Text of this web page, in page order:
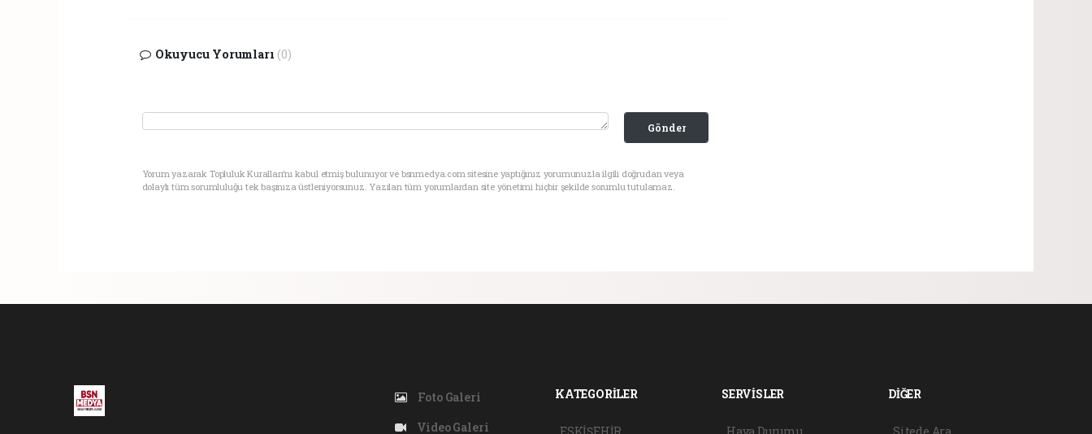
Okuyucu Yorumları (0)
Gönder
Yorum yazarak Topluluk Kuralları’nı kabul etmiş bulunuyor ve bsnmedya.com sitesine yaptığınız yorumunuzla ilgili doğrudan veya
dolaylı tüm sorumluluğu tek başınıza üstleniyorsunuz. Yazılan tüm yorumlardan site yönetimi hiçbir şekilde sorumlu tutulamaz.
Foto Galeri
Video Galeri
KATEGORİLER SERVİSLER DİĞER